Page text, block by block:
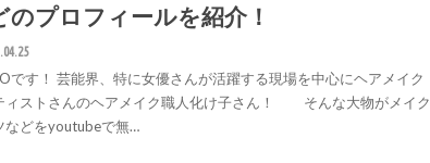
のプロフィールを紹介！
です！ 芸能界、特に女優さんが活躍する現場を中心にヘアメイク
ィストさんのヘアメイク職人化け子さん！ そんな大物がメイク
などをyoutubeで無…